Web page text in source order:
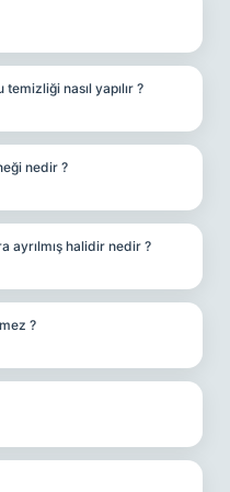
nasıl yapılır ?
nedir ?
ayrılmış halidir nedir ?
?